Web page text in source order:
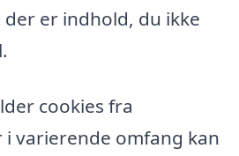
er indhold, du ikke
cookies fra
varierende omfang kan